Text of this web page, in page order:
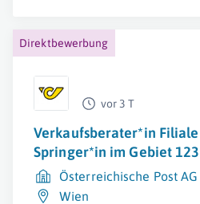
Direktbewerbung
vor 3 T
Verkaufsberater*in
Springer*in im Gebiet
Österreichische Post AG
Wien